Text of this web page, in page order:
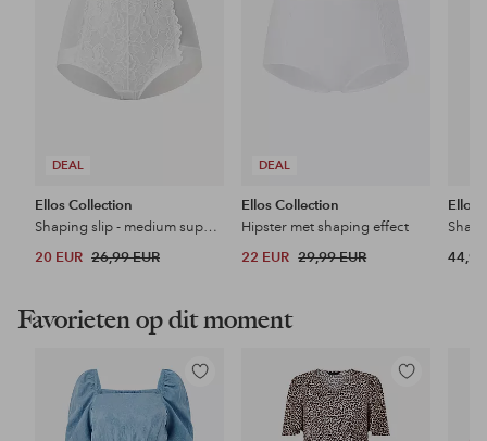
DEAL
Ellos Collection
Shaping slip - medium support
20 EUR 26,99 EUR
DEAL
Ellos Collection
Hipster met shaping effect
22 EUR 29,99 EUR
Ellos
44,99
Favorieten op dit moment
Toevoegen
aan
favorieten
Toevoegen